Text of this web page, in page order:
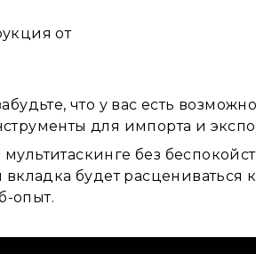
что у вас есть
для импорта и
без
будет расцениваться
опыт.